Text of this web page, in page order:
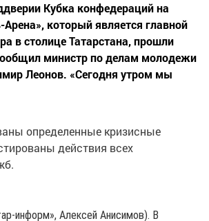
Кубка конфедераций на
Арена», который является главной
в столице Татарстана, прошли
министр по делам молодежи
Леонов. «Сегодня утром мы
определенные кризисные
действия всех
информ», Алексей Анисимов). В